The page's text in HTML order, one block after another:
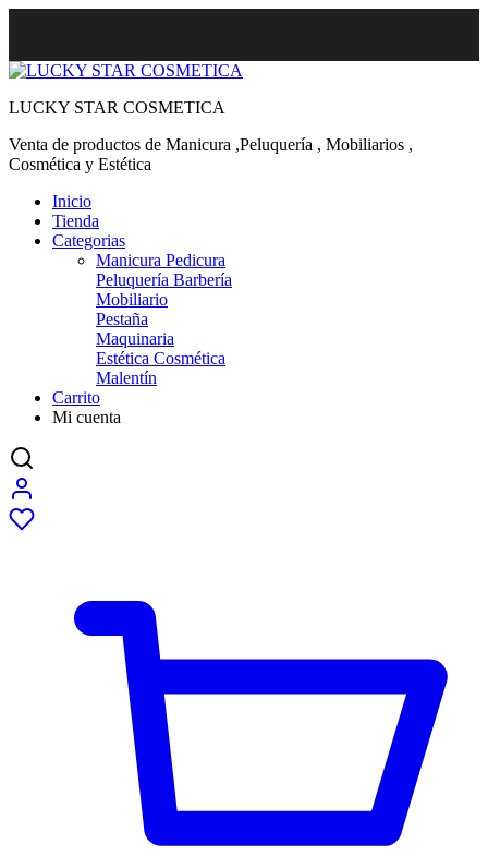
LUCKY STAR COSMETICA
Venta de productos de Manicura ,Peluquería , Mobiliarios ,
Cosmética y Estética
Inicio
Tienda
Categorias
Manicura Pedicura
Peluquería Barbería
Mobiliario
Pestaña
Maquinaria
Estética Cosmética
Malentín
Carrito
Mi cuenta